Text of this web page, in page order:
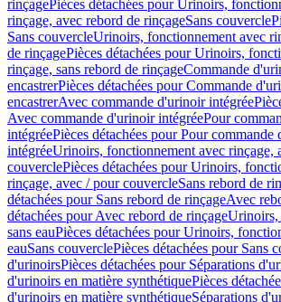
rinçagePièces détachées pour Urinoirs,
rinçage, avec rebord de rinçageSans couvercle
Sans couvercleUrinoirs, fonctionnement avec
de rinçagePièces détachées pour Urinoirs,
rinçage, sans rebord de rinçageCommande
encastrerPièces détachées pour Commande
encastrerAvec commande d'urinoir intégrée
Avec commande d'urinoir intégréePour
intégréePièces détachées pour Pour commande
intégréeUrinoirs, fonctionnement avec rinçage,
couverclePièces détachées pour Urinoirs,
rinçage, avec / pour couvercleSans rebord de
détachées pour Sans rebord de rinçageAvec
détachées pour Avec rebord de rinçageUrinoirs,
sans eauPièces détachées pour Urinoirs,
eauSans couverclePièces détachées pour Sans
d'urinoirsPièces détachées pour Séparations
d'urinoirs en matière synthétiquePièces
d'urinoirs en matière synthétiqueSéparations